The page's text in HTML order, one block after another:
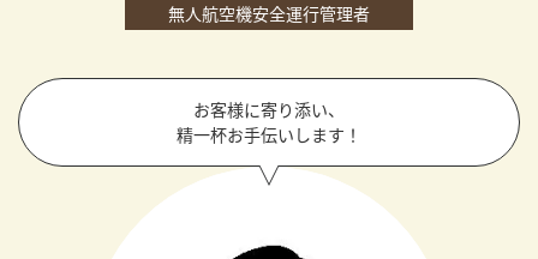
無人航空機安全運行管理者
お客様に寄り添い、
精一杯お手伝いします！